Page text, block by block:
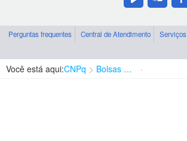
Perguntas frequentes Central de Atendimento Serviços
Você está aqui:CNPq Bolsas e Auxílios Vigentes